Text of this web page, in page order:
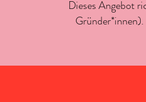
Dieses Angebot